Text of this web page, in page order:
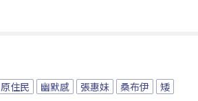
原住民 幽默感 張惠妹 桑布伊 矮